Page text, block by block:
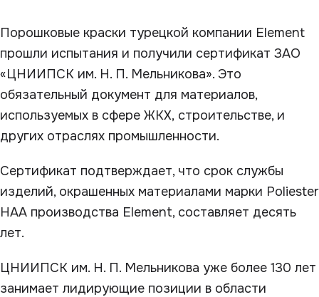
Порошковые краски турецкой компании Element
прошли испытания и получили сертификат ЗАО
«ЦНИИПСК им. Н. П. Мельникова». Это
обязательный документ для материалов,
используемых в сфере ЖКХ, строительстве, и
других отраслях промышленности.
Сертификат подтверждает, что срок службы
изделий, окрашенных материалами марки Poliester
HAA производства Element, составляет десять
лет.
ЦНИИПСК им. Н. П. Мельникова уже более 130 лет
занимает лидирующие позиции в области